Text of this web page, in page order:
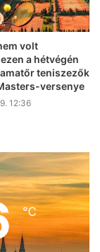
volt
a hétvégén
teniszezők
versenye
12:36
℃